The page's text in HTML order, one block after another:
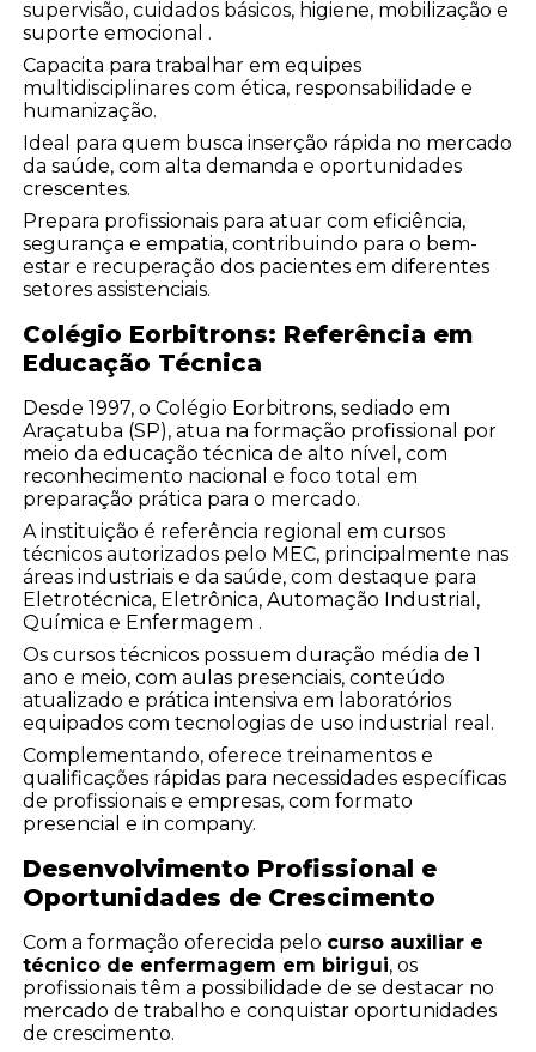
supervisão, cuidados básicos, higiene, mobilização e
suporte emocional .
Capacita para trabalhar em equipes
multidisciplinares com ética, responsabilidade e
humanização.
Ideal para quem busca inserção rápida no mercado
da saúde, com alta demanda e oportunidades
crescentes.
Prepara profissionais para atuar com eficiência,
segurança e empatia, contribuindo para o bem-
estar e recuperação dos pacientes em diferentes
setores assistenciais.
Colégio Eorbitrons: Referência em
Educação Técnica
Desde 1997, o Colégio Eorbitrons, sediado em
Araçatuba (SP), atua na formação profissional por
meio da educação técnica de alto nível, com
reconhecimento nacional e foco total em
preparação prática para o mercado.
A instituição é referência regional em cursos
técnicos autorizados pelo MEC, principalmente nas
áreas industriais e da saúde, com destaque para
Eletrotécnica, Eletrônica, Automação Industrial,
Química e Enfermagem .
Os cursos técnicos possuem duração média de 1
ano e meio, com aulas presenciais, conteúdo
atualizado e prática intensiva em laboratórios
equipados com tecnologias de uso industrial real.
Complementando, oferece treinamentos e
qualificações rápidas para necessidades específicas
de profissionais e empresas, com formato
presencial e in company.
Desenvolvimento Profissional e
Oportunidades de Crescimento
Com a formação oferecida pelo curso auxiliar e
técnico de enfermagem em birigui, os
profissionais têm a possibilidade de se destacar no
mercado de trabalho e conquistar oportunidades
de crescimento.